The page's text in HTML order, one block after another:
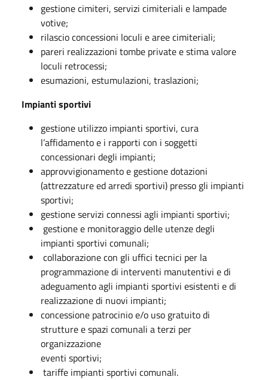
gestione cimiteri, servizi cimiteriali e lampade
votive;
rilascio concessioni loculi e aree cimiteriali;
pareri realizzazioni tombe private e stima valore
loculi retrocessi;
esumazioni, estumulazioni, traslazioni;
Impianti sportivi
gestione utilizzo impianti sportivi, cura
l’affidamento e i rapporti con i soggetti
concessionari degli impianti;
approvvigionamento e gestione dotazioni
(attrezzature ed arredi sportivi) presso gli impianti
sportivi;
gestione servizi connessi agli impianti sportivi;
gestione e monitoraggio delle utenze degli
impianti sportivi comunali;
collaborazione con gli uffici tecnici per la
programmazione di interventi manutentivi e di
adeguamento agli impianti sportivi esistenti e di
realizzazione di nuovi impianti;
concessione patrocinio e/o uso gratuito di
strutture e spazi comunali a terzi per
organizzazione
eventi sportivi;
tariffe impianti sportivi comunali.